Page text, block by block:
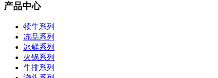
产品中心
犊牛系列
冻品系列
冰鲜系列
火锅系列
牛排系列